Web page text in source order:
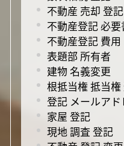
不動産 売却 登記
不動産登記 必要
不動産登記 費用
表題部 所有者
建物 名義変更
根抵当権 抵当権
登記 メールアド
家屋 登記
現地 調査 登記